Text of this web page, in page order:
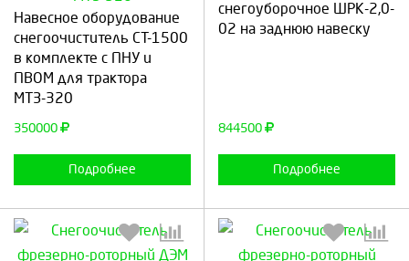
Навесное оборудование
снегоочиститель СТ-1500
в комплекте с ПНУ и
ПВОМ для трактора
МТЗ-320
350000
Подробнее
Продолжить Отмена
снегоуборочное ШРК-2,0-
02 на заднюю навеску
844500
Подробнее